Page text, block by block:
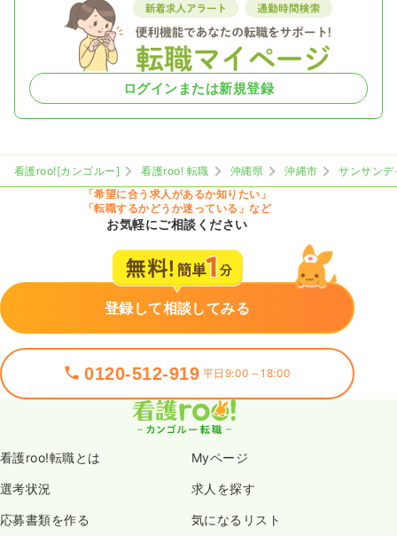
ログインまたは新規登録
看護roo![カンゴルー] 看護roo! 転職 沖縄県 沖縄市
サンサン
「希望に合う求人があるか知りたい」
「転職するかどうか迷っている」など
お気軽にご相談ください
登録して相談してみる
0120-512-919 平日9:00～18:00
看護roo!転職とは Myページ
選考状況 求人を探す
応募書類を作る 気になるリスト